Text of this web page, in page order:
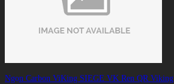
Ngọn Carbon ViKing SIEGE VK Ren QR Viking